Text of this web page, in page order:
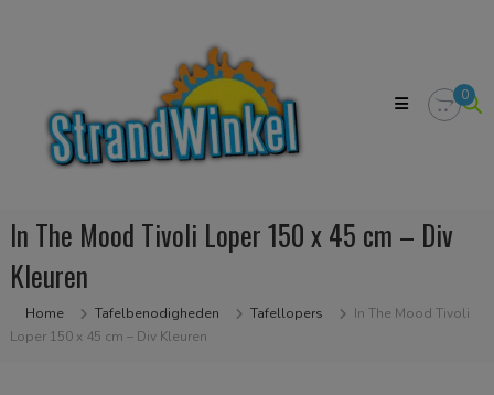
zodat
strandgevoel
in
huis
kan
halen
0
In The Mood Tivoli Loper 150 x 45 cm – Div
Kleuren
Home Tafelbenodigheden Tafellopers
In The Mood Tivoli
Loper 150 x 45 cm – Div Kleuren